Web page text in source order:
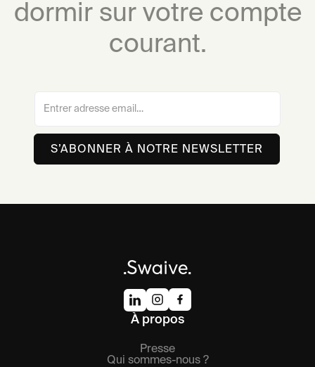
dormir sur votre compte
courant.
À propos
Presse
Qui sommes-nous ?